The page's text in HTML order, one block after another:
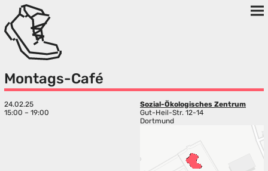
Montags-Café
24.02.25
15:00 – 19:00
Sozial-Ökologisches Zentrum
Gut-Heil-Str. 12-14
Dortmund